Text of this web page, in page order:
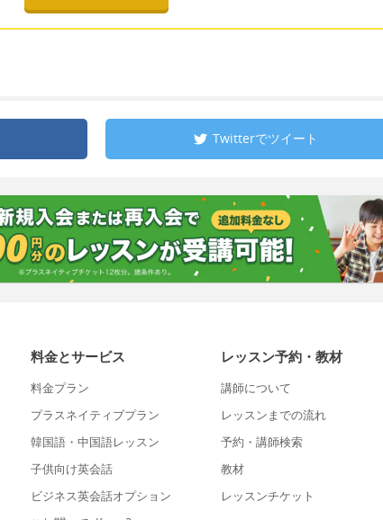
Twitterでツイート
料金とサービス
料金プラン
プラスネイティブプラン
韓国語・中国語レッスン
子供向け英会話
ビジネス英会話オプション
レッスン予約・教材
講師について
レッスンまでの流れ
予約・講師検索
教材
レッスンチケット